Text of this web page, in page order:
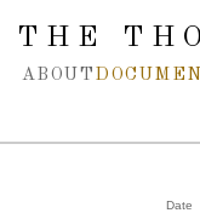
over
THE
ABOUT
Date